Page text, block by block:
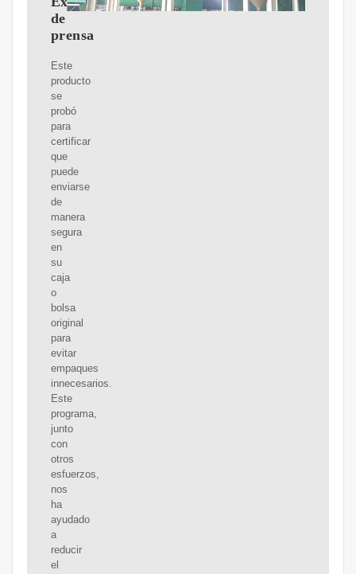
de
prensa
Este
producto
se
probó
para
certificar
que
puede
enviarse
de
manera
segura
en
su
caja
o
bolsa
original
para
evitar
empaques
innecesarios.
Este
programa,
junto
con
otros
esfuerzos,
nos
ha
ayudado
a
reducir
el